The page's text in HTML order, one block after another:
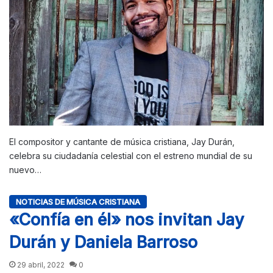
El compositor y cantante de música cristiana, Jay Durán,
celebra su ciudadanía celestial con el estreno mundial de su
nuevo…
NOTICIAS DE MÚSICA CRISTIANA
«Confía en él» nos invitan Jay
Durán y Daniela Barroso
29 abril, 2022 0